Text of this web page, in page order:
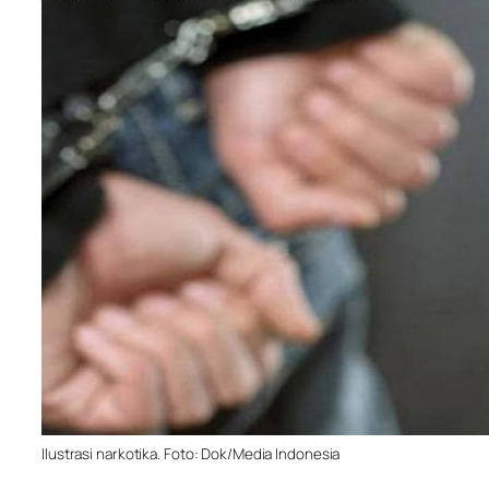
Ilustrasi narkotika. Foto: Dok/Media Indonesia